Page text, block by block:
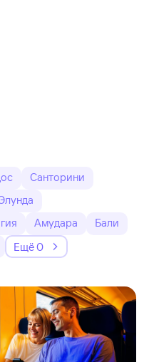
Санторини
Амудара
Бали
Ещё 0